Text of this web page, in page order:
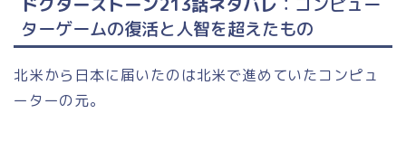
ターゲームの復活と人智を超えたもの
北米から日本に届いたのは北米で進めていたコンピュ
ーターの元。